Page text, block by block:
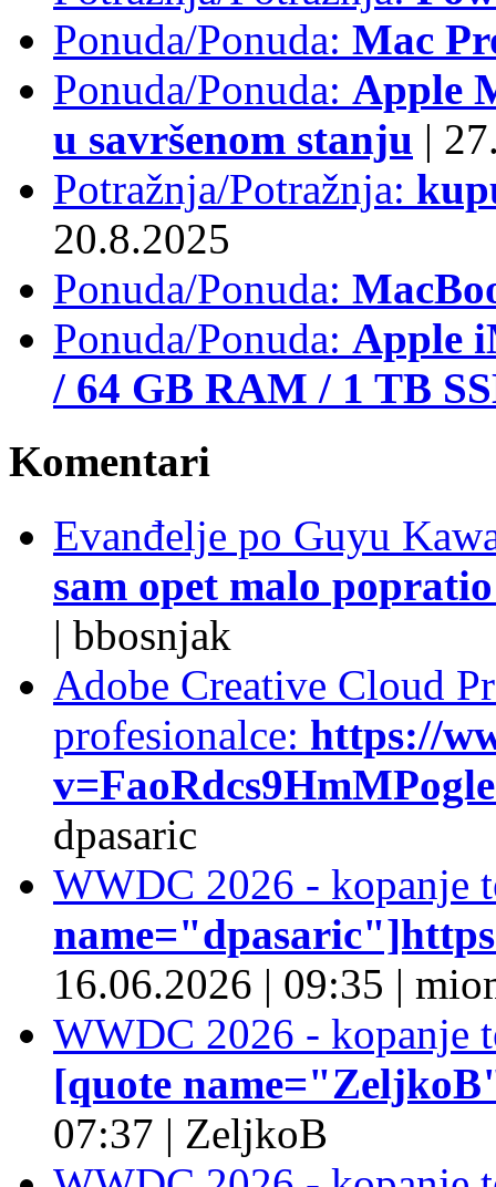
Ponuda/Ponuda: Mac
Ponuda/Ponuda: Apple
u savršenom stanju |
Potražnja/Potražnja:
20.8.2025
Ponuda/Ponuda:
Ponuda/Ponuda: Apple
/ 64 GB RAM / 1 TB
Komentari
Evanđelje po Guyu
sam opet malo
| bbosnjak
Adobe Creative Cloud
profesionalce: https://
dpasaric
WWDC 2026 - kopanje
16.06.2026 | 09:35 |
WWDC 2026 - kopanje
[quote
07:37 | ZeljkoB